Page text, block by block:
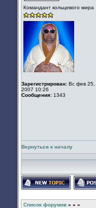
в
Командант кольцевого мира
Зарегистрирован: Вс фев 25,
2007 10:26
Сообщения: 1343
Вернуться к началу
Список форумов » » »